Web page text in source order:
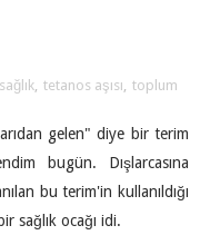
sağlık, tetanos aşısı, toplum
gelen" diye bir terim
bugün. Dışlarcasına
bu terim'in kullanıldığı
sağlık ocağı idi.